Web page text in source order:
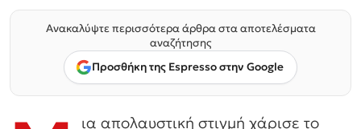
Ανακαλύψτε περισσότερα άρθρα στα αποτελέσματα
αναζήτησης
Προσθήκη της Espresso στην Google
ια απολαυστική στιγμή χάρισε το